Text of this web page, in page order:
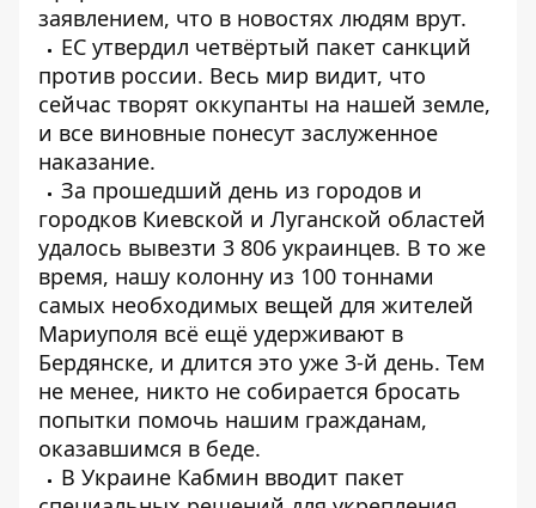
заявлением, что в новостях людям врут.
ЕС утвердил четвёртый пакет санкций
против россии. Весь мир видит, что
сейчас творят оккупанты на нашей земле,
и все виновные понесут заслуженное
наказание.
За прошедший день из городов и
городков Киевской и Луганской областей
удалось вывезти 3 806 украинцев. В то же
время, нашу колонну из 100 тоннами
самых необходимых вещей для жителей
Мариуполя всё ещё удерживают в
Бердянске, и длится это уже 3-й день. Тем
не менее, никто не собирается бросать
попытки помочь нашим гражданам,
оказавшимся в беде.
В Украине Кабмин вводит пакет